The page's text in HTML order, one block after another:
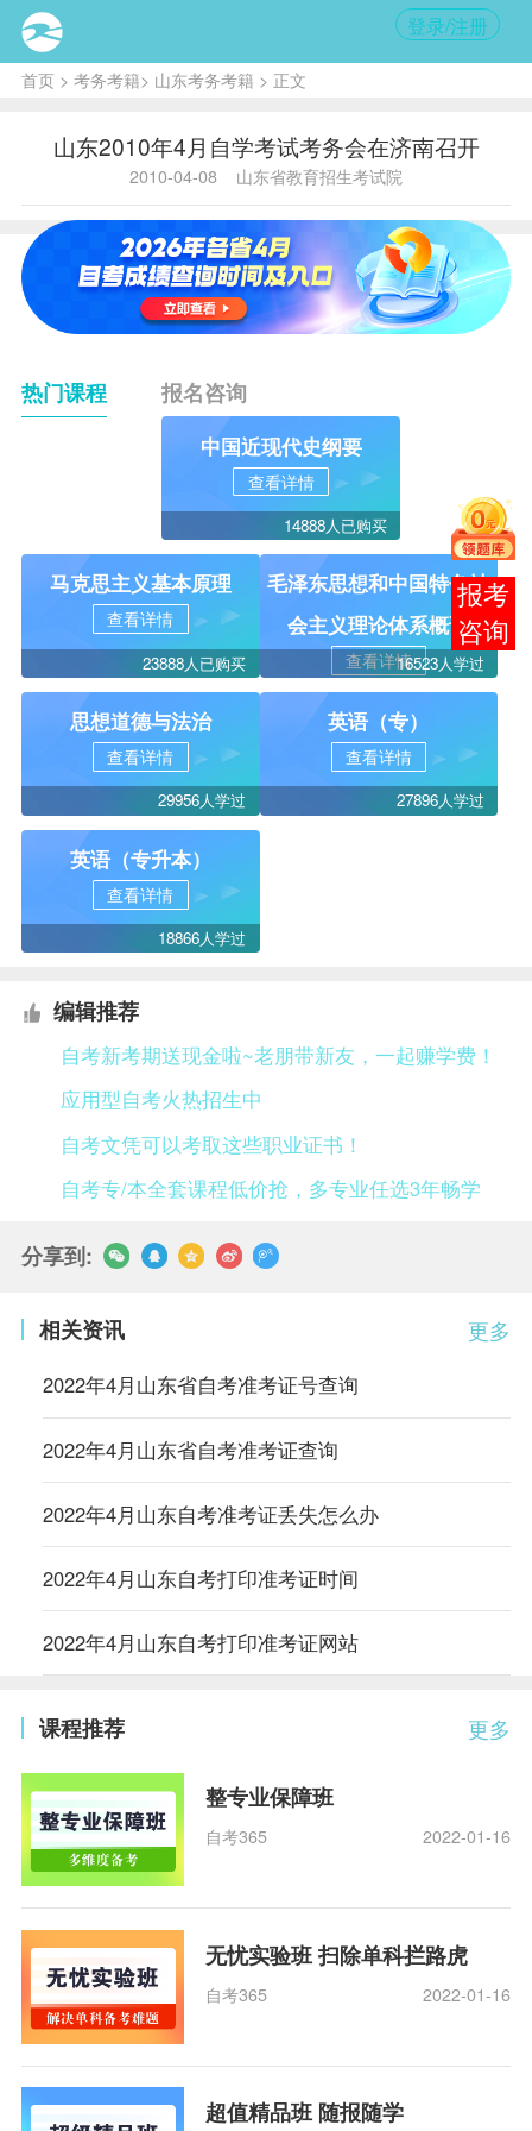
登录/注册
首页> 考务考籍> 山东考务考籍 > 正文
山东2010年4月自学考试考务会在济南召开
2010-04-08 山东省教育招生考试院
热门课程 报名咨询
中国近现代史纲要
查看详情
14888人已购买
马克思主义基本原理
查看详情
23888人已购买
毛泽东思想和中国特色社
会主义理论体系概论
查看详情16523人学过
思想道德与法治
查看详情
29956人学过
英语（专）
查看详情
27896人学过
英语（专升本）
查看详情
18866人学过
编辑推荐
自考新考期送现金啦~老朋带新友，一起赚学费！
应用型自考火热招生中
自考文凭可以考取这些职业证书！
自考专/本全套课程低价抢，多专业任选3年畅学
分享到:
更多
相关资讯
2022年4月山东省自考准考证号查询
2022年4月山东省自考准考证查询
2022年4月山东自考准考证丢失怎么办
2022年4月山东自考打印准考证时间
2022年4月山东自考打印准考证网站
更多
课程推荐
整专业保障班
自考365 2022-01-16
无忧实验班 扫除单科拦路虎
自考365 2022-01-16
超值精品班 随报随学
报考
咨询